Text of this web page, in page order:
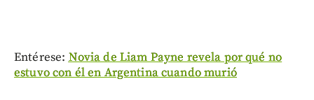
Entérese: Novia de Liam Payne revela por qué no
estuvo con él en Argentina cuando murió